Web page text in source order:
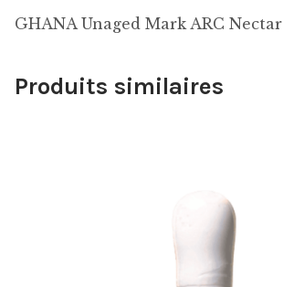
GHANA Unaged Mark ARC Nectar
Produits similaires